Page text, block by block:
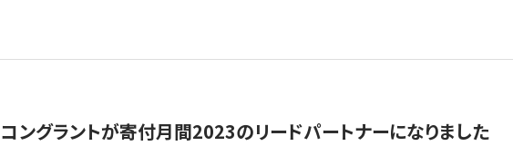
コングラントが寄付月間2023のリードパートナーになりました